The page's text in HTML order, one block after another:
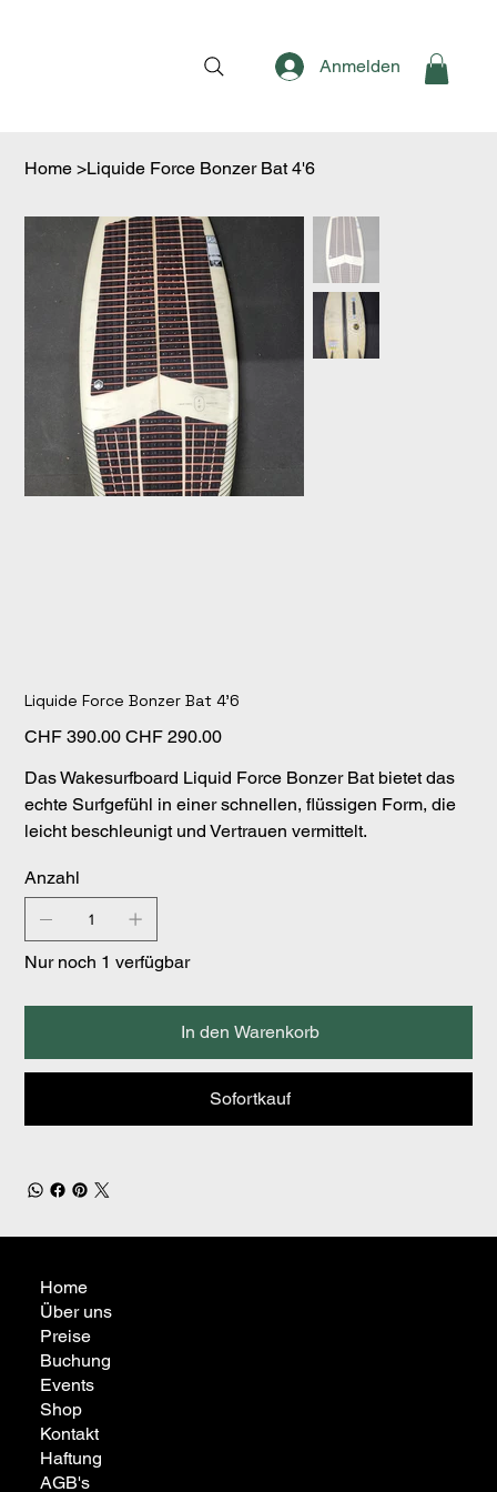
Anmelden
Home >Liquide Force Bonzer Bat 4'6
Liquide Force Bonzer Bat 4'6
Ursprünglicher
Preis
CHF 390.00 Angebotspreis
CHF 290.00
Das Wakesurfboard Liquid Force Bonzer Bat bietet das
echte Surfgefühl in einer schnellen, flüssigen Form, die
leicht beschleunigt und Vertrauen vermittelt.
Anzahl
Nur noch 1 verfügbar
In den Warenkorb
Sofortkauf
Home
Über uns
Preise
Buchung
Events
Shop
Kontakt
Haftung
AGB's